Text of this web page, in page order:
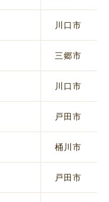
川口市
三郷市
川口市
戸田市
桶川市
戸田市